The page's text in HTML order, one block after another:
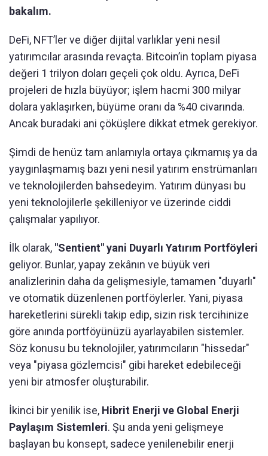
bakalım.
DeFi, NFT’ler ve diğer dijital varlıklar yeni nesil
yatırımcılar arasında revaçta. Bitcoin’in toplam piyasa
değeri 1 trilyon doları geçeli çok oldu. Ayrıca, DeFi
projeleri de hızla büyüyor; işlem hacmi 300 milyar
dolara yaklaşırken, büyüme oranı da %40 civarında.
Ancak buradaki ani çöküşlere dikkat etmek gerekiyor.
Şimdi de henüz tam anlamıyla ortaya çıkmamış ya da
yaygınlaşmamış bazı yeni nesil yatırım enstrümanları
ve teknolojilerden bahsedeyim. Yatırım dünyası bu
yeni teknolojilerle şekilleniyor ve üzerinde ciddi
çalışmalar yapılıyor.
İlk olarak, "Sentient" yani Duyarlı Yatırım Portföyleri
geliyor. Bunlar, yapay zekânın ve büyük veri
analizlerinin daha da gelişmesiyle, tamamen "duyarlı"
ve otomatik düzenlenen portföylerler. Yani, piyasa
hareketlerini sürekli takip edip, sizin risk tercihinize
göre anında portföyünüzü ayarlayabilen sistemler.
Söz konusu bu teknolojiler, yatırımcıların "hissedar"
veya "piyasa gözlemcisi" gibi hareket edebileceği
yeni bir atmosfer oluşturabilir.
İkinci bir yenilik ise, Hibrit Enerji ve Global Enerji
Paylaşım Sistemleri. Şu anda yeni gelişmeye
başlayan bu konsept, sadece yenilenebilir enerji